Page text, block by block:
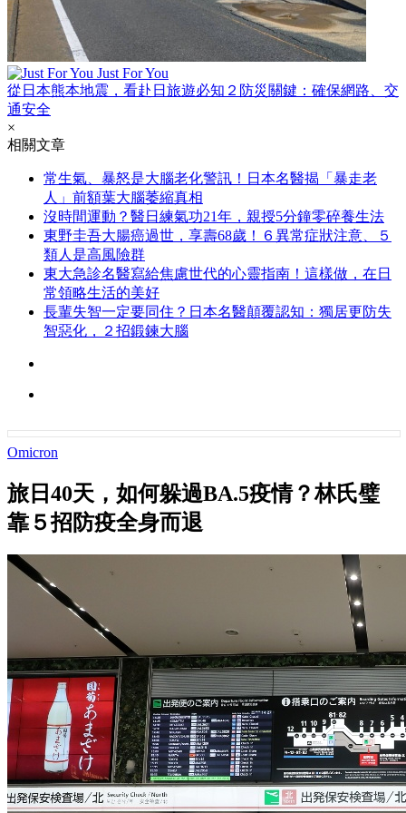
Just For You
從日本熊本地震，看赴日旅遊必知２防災關鍵：確保網路、交
通安全
×
相關文章
常生氣、暴怒是大腦老化警訊！日本名醫揭「暴走老
人」前額葉大腦萎縮真相
沒時間運動？醫日練氣功21年，親授5分鐘零碎養生法
東野圭吾大腸癌過世，享壽68歲！６異常症狀注意、５
類人是高風險群
東大急診名醫寫給焦慮世代的心靈指南！這樣做，在日
常領略生活的美好
長輩失智一定要同住？日本名醫顛覆認知：獨居更防失
智惡化，２招鍛鍊大腦
Omicron
旅日40天，如何躲過BA.5疫情？林氏璧
靠５招防疫全身而退